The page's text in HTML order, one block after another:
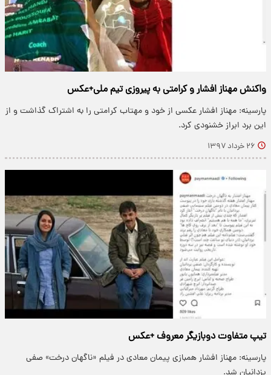
واکنش مهناز افشار و کرامتی به پیروزی تیم ملی+عکس
پارسینه: مهناز افشار عکسی از خود و مهتاب کرامتی را به اشتراک گذاشت و از
این برد ابراز خشنودی کرد.
۲۶ خرداد ۱۳۹۷
تیپ متفاوت دوبازیگر معروف +عکس
پارسینه: مهناز افشار همبازی پیمان معادی در فیلم «ناگهان درخت» صفی